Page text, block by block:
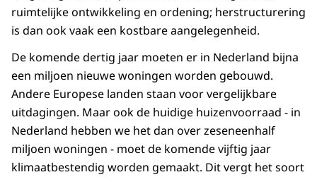
ruimtelijke ontwikkeling en ordening; herstructurering
is dan ook vaak een kostbare aangelegenheid.
De komende dertig jaar moeten er in Nederland bijna
een miljoen nieuwe woningen worden gebouwd.
Andere Europese landen staan voor vergelijkbare
uitdagingen. Maar ook de huidige huizenvoorraad - in
Nederland hebben we het dan over zeseneenhalf
miljoen woningen - moet de komende vijftig jaar
klimaatbestendig worden gemaakt. Dit vergt het soort